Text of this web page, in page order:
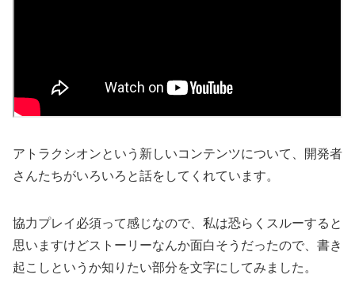
アトラクシオンという新しいコンテンツについて、開発者
さんたちがいろいろと話をしてくれています。
協力プレイ必須って感じなので、私は恐らくスルーすると
思いますけどストーリーなんか面白そうだったので、書き
起こしというか知りたい部分を文字にしてみました。